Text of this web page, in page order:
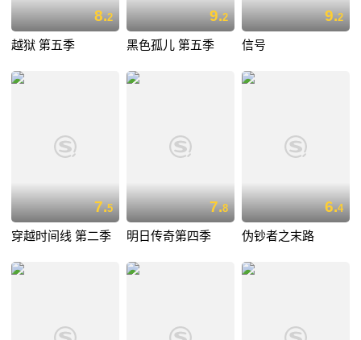
8.2
越狱 第五季
9.2
黑色孤儿 第五季
9.2
信号
7.5
穿越时间线 第二季
7.8
明日传奇第四季
6.4
伪钞者之末路